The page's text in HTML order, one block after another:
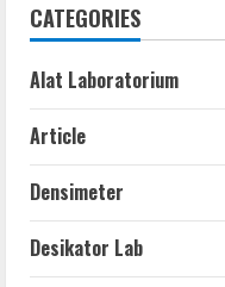
CATEGORIES
Alat Laboratorium
Article
Densimeter
Desikator Lab